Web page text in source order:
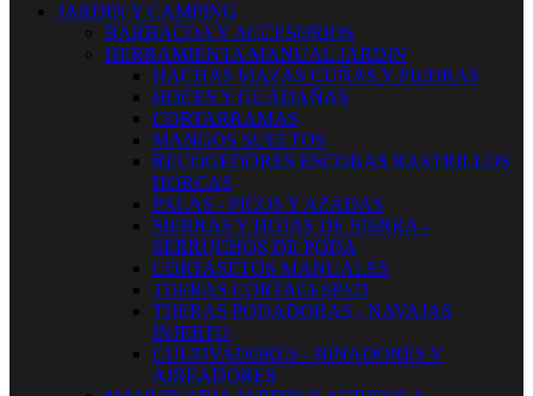
JARDIN Y CAMPING
BARBACOA Y ACCESORIOS
HERRAMIENTA MANUAL JARDIN
HACHAS MAZAS CUÑAS Y PIEDRAS
HOCES Y GUADAÑAS
CORTARRAMAS
MANGOS SUELTOS
RECOGEDORES ESCOBAS RASTRILLOS
HORCAS
PALAS - PICOS Y AZADAS
SIERRAS Y HOJAS DE SIERRA -
SERRUCHOS DE PODA
CORTASETOS MANUALES
TIJERAS CORTACESPED
TIJERAS PODADORAS - NAVAJAS
INJERTO
CULTIVADORES - BINADORES Y
AIREADORES